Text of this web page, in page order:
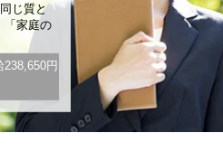
じ質と
「家庭の
円